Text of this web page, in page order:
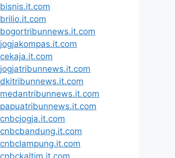
bisnis.it.com
brilio.it.com
bogortribunnews.it.com
jogjakompas.it.com
cekaja.it.com
jogjatribunnews.it.com
dkitribunnews.it.com
medantribunnews.it.com
papuatribunnews.it.com
cnbcjogja.it.com
cnbcbandung.it.com
cnbclampung.it.com